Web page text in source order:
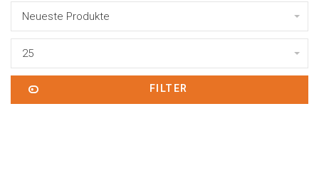
Neueste Produkte
25
FILTER